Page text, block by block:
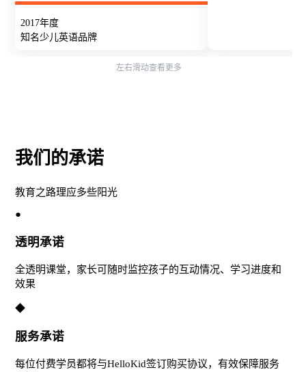
2017年度
知名少儿英语品牌
我们的承诺
教育之路理应多些阳光
●
透明承诺
全透明课堂，家长可随时监控孩子的互动情况、学习进度和
效果
◆
服务承诺
每位付费学员都将与HelloKid签订购买协议，有效保障服务